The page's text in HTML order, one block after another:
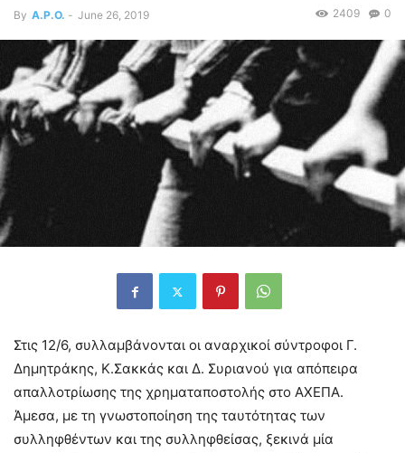
By A.P.O. - June 26, 2019 0
2409
Στις 12/6, συλλαμβάνονται οι αναρχικοί σύντροφοι Γ.
Δημητράκης, Κ.Σακκάς και Δ. Συριανού για απόπειρα
απαλλοτρίωσης της χρηματαποστολής στο ΑΧΕΠΑ.
Άμεσα, με τη γνωστοποίηση της ταυτότητας των
συλληφθέντων και της συλληφθείσας, ξεκινά μία